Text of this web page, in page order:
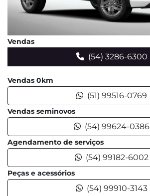
Vendas
(54) 3286-6300
Vendas 0km
(51) 99516-0769
Vendas seminovos
(54) 99624-0386
Agendamento de serviços
(54) 99182-6002
Peças e acessórios
(54) 99910-3143